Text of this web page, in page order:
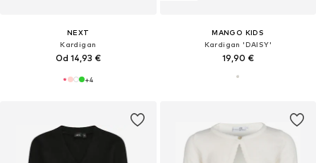
NEXT
Kardigan
Od 14,93 €
+4
MANGO KIDS
Kardigan 'DAISY'
19,90 €